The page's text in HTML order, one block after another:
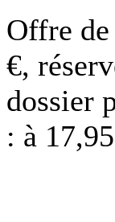
Offre
€,
dossier
: à